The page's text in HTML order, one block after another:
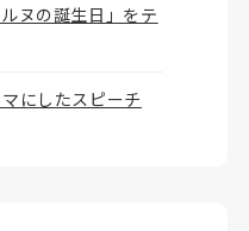
ヌの誕生日」をテ
にしたスピーチ